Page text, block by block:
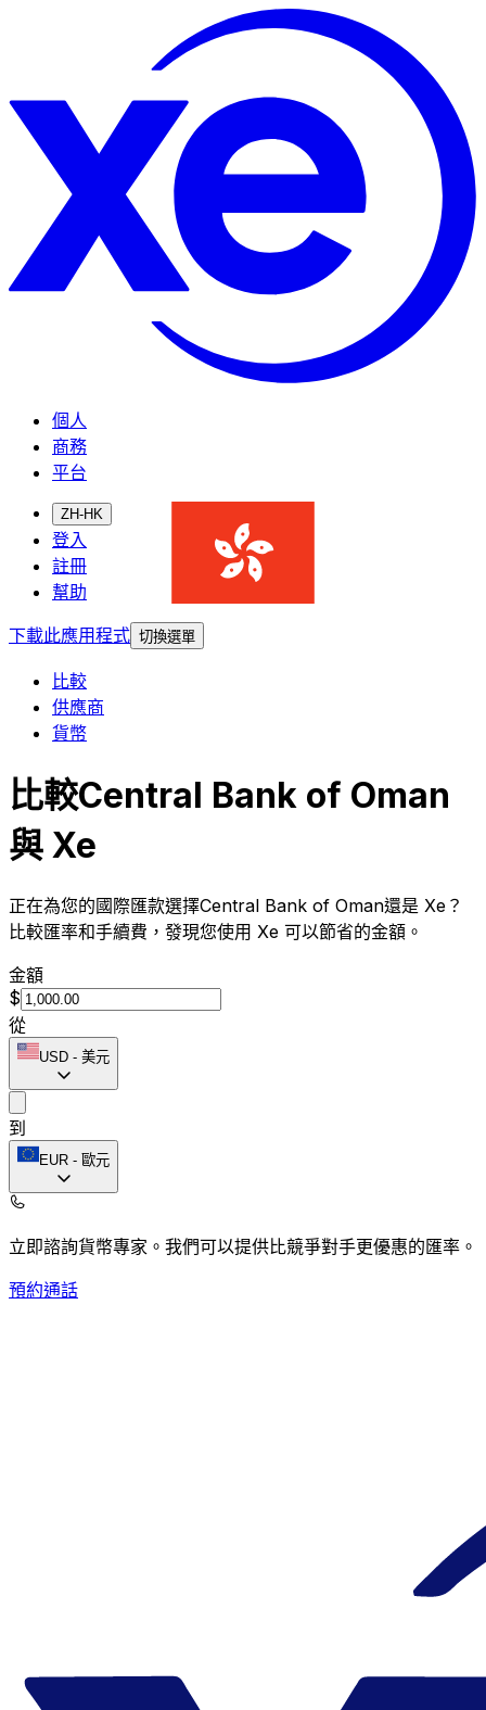
個人
商務
平台
ZH-HK
登入
註冊
幫助
下載此應用程式 切換選單
比較
供應商
貨幣
比較Central Bank of Oman
與 Xe
正在為您的國際匯款選擇Central Bank of Oman還是 Xe？
比較匯率和手續費，發現您使用 Xe 可以節省的金額。
金額
$
從
USD - 美元
到
EUR - 歐元
立即諮詢貨幣專家。 我們可以提供比競爭對手更優惠的匯率。
預約通話